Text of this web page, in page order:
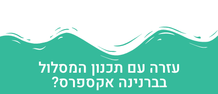
עזרה עם תכנון המסלול
בברנינה אקספרס?